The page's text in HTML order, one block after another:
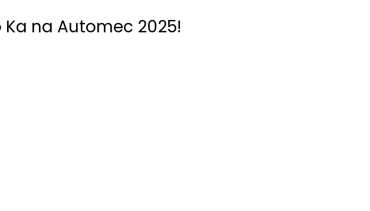
Ka na Automec 2025!